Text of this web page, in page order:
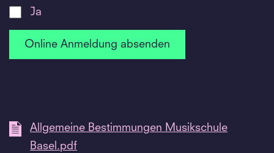
Ja
Allgemeine Bestimmungen Musikschule
Basel.pdf